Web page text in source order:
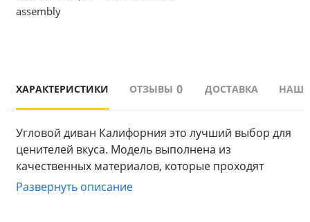
ХАРАКТЕРИСТИКИ ОТЗЫВЫ 0 ДОСТАВКА
Угловой диван Калифорния это лучший выбор для
ценителей вкуса. Модель выполнена из
качественных материалов, которые проходят
контроль качества на производстве.
Механизм трансформации. Диван оснащен
Развернуть описание